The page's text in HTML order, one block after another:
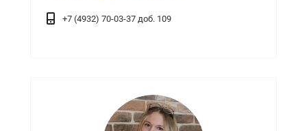
+7 (4932) 70-03-37 доб. 109